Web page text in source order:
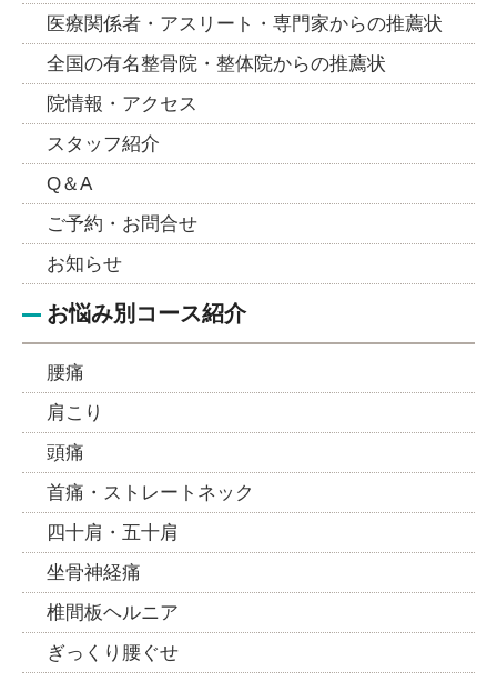
医療関係者・アスリート・専門家からの推薦状
全国の有名整骨院・整体院からの推薦状
院情報・アクセス
スタッフ紹介
Q＆A
ご予約・お問合せ
お知らせ
お悩み別コース紹介
腰痛
肩こり
頭痛
首痛・ストレートネック
四十肩・五十肩
坐骨神経痛
椎間板ヘルニア
ぎっくり腰ぐせ